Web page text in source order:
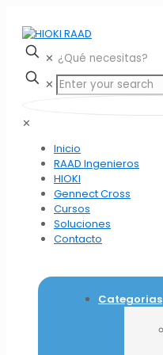
✕
✕
✕
Inicio
RAAD Ingenieros
HIOKI
Gennect Cross
Cursos
Soluciones
Contacto
Categorias